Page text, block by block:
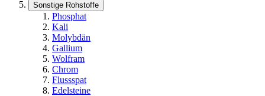
Sonstige Rohstoffe
Phosphat
Kali
Molybdän
Gallium
Wolfram
Chrom
Flussspat
Edelsteine